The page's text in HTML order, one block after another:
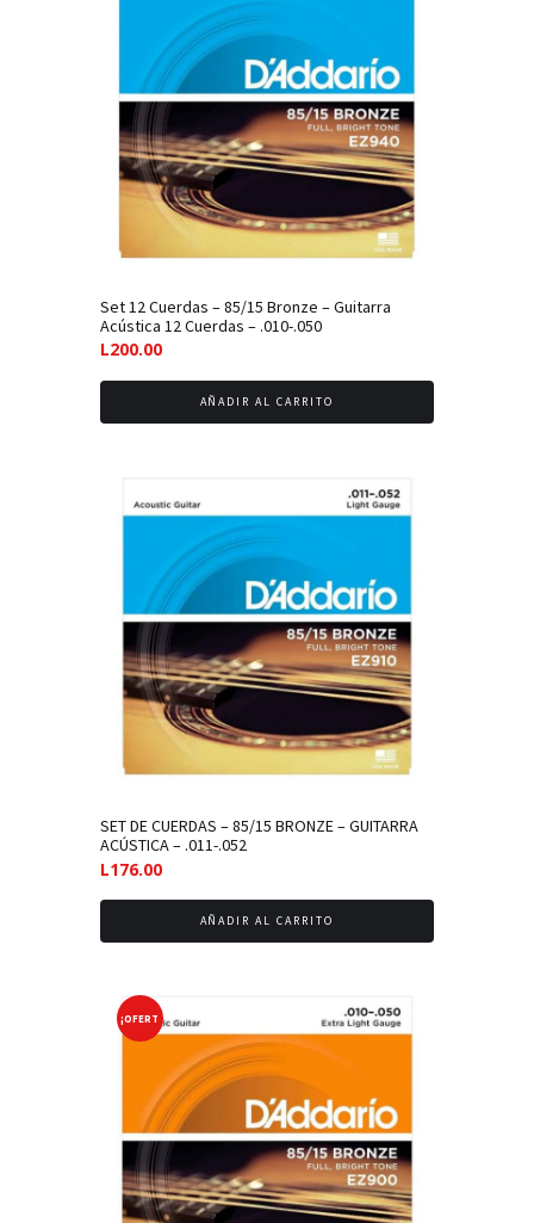
Set 12 Cuerdas – 85/15 Bronze – Guitarra
Acústica 12 Cuerdas – .010-.050
L200.00
AÑADIR AL CARRITO
SET DE CUERDAS – 85/15 BRONZE – GUITARRA
ACÚSTICA – .011-.052
L176.00
AÑADIR AL CARRITO
¡OFERT